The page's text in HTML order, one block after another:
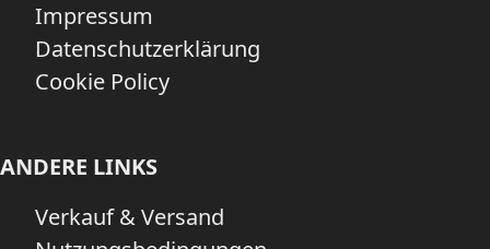
Impressum
Datenschutzerklärung
Cookie Policy
ANDERE LINKS
Verkauf & Versand